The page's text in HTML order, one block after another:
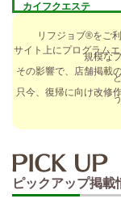
カイフクエステ
り♪ 日給5万円以上
2025/04/14
[小倉駅]
The Ritz cache (ザ リ
歩合率・RANK昇格
sirena (シレーナ) 春日
制服あり、ノルマ、
厚い福利厚生を完備
リフジョブ®をご
サイト上にプログラム
規模な
その影響で、店舗掲載
只今、復帰に向け改修
ピックアップ掲載